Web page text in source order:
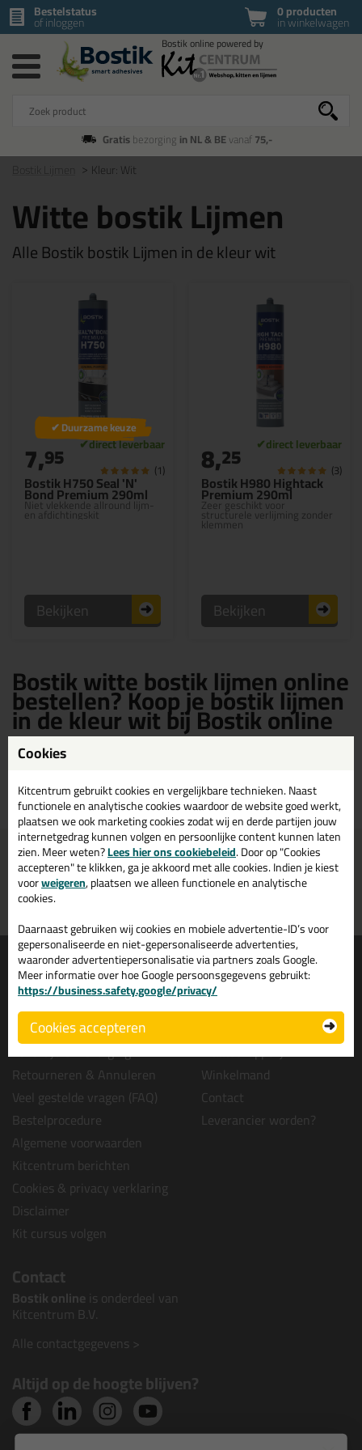
0 producten
in winkelwagen
Bestelstatus
of inloggen
Gratisbezorging in NL & BEvanaf75,-
Kleur: Wit
Witte bostik Lijmen
Alle Bostik bostik Lijmen in de kleur wit
Bostik H750 Seal 'N'
Bond Premium 290ml
Niet vlekkende allround lijm-
en afdichtingskit
✔ Duurzame keuze
7,95 (1)
Bekijken
Bostik H980 Hightack
Premium 290ml
Zeer geschikt voor
structurele verlijming zonder
klemmen
8,25 (3)
Bekijken
Bostik witte bostik lijmen online
bestellen? Koop je bostik lijmen
in de kleur wit bij Bostik online
Bostik bostik Lijmen in de kleur wit kopen? Op Bostik online vind je een
lijmen wit daarom gemakkelijk en snel op Bostik online!
Voor 21:00 uur besteld
morgen in huis
Gratisbezorging inNL & BE
vanaf75,-
Grootste assortiment
Informatie
Tips en tricks
Keuzehulpen
Acties
Levertijd & Bezorging
Retourneren & Annuleren
Veel gestelde vragen (FAQ)
Bestelprocedure
Algemene voorwaarden
Kitcentrum berichten
Cookies & privacy verklaring
Disclaimer
Kit cursus volgen
Over ons
Wie wij zijn?
Vacatures bij kitcentrum.nl
Maatschappelijk
Winkelmand
Contact
Leverancier worden?
Contact
Bostik online is onderdeel van
Kitcentrum B.V.
Alle contactgegevens >
Altijd op de hoogte blijven?
Cookies
Kitcentrum gebruikt cookies en vergelijkbare technieken. Naast
functionele en analytische cookies waardoor de website goed werkt,
plaatsen we ook marketing cookies zodat wij en derde partijen jouw
internetgedrag kunnen volgen en persoonlijke content kunnen laten
zien. Meer weten?Lees hier ons cookiebeleid. Door op "Cookies
accepteren" te klikken, ga je akkoord met alle cookies. Indien je kiest
voorweigeren, plaatsen we alleen functionele en analytische
cookies.
Daarnaast gebruiken wij cookies en mobiele advertentie-ID’s voor
gepersonaliseerde en niet-gepersonaliseerde advertenties,
waaronder advertentiepersonalisatie via partners zoals Google.
Meer informatie over hoe Google persoonsgegevens gebruikt:
https://business.safety.google/privacy/
Cookies accepteren